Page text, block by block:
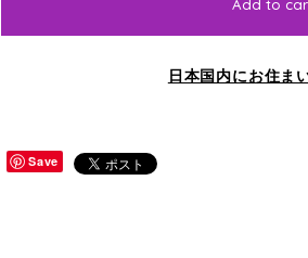
Add to
日本国内にお住ま
Save